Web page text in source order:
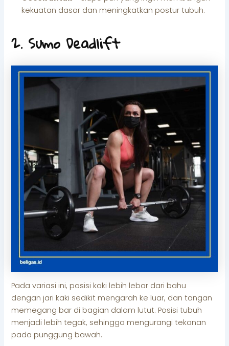
kekuatan dasar dan meningkatkan postur tubuh.
2. Sumo Deadlift
Pada variasi ini, posisi kaki lebih lebar dari bahu
dengan jari kaki sedikit mengarah ke luar, dan tangan
memegang bar di bagian dalam lutut. Posisi tubuh
menjadi lebih tegak, sehingga mengurangi tekanan
pada punggung bawah.